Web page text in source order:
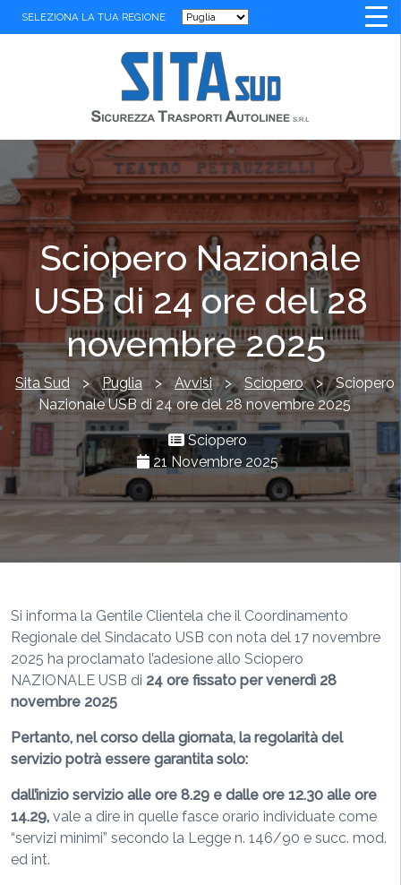
SELEZIONA LA TUA REGIONE
Sciopero Nazionale
USB di 24 ore del 28
novembre 2025
Sita Sud > Puglia > Avvisi > Sciopero > Sciopero
Nazionale USB di 24 ore del 28 novembre 2025
Sciopero
21 Novembre 2025
Si informa la Gentile Clientela che il Coordinamento
Regionale del Sindacato USB con nota del 17 novembre
2025 ha proclamato l’adesione allo Sciopero
NAZIONALE USB di 24 ore fissato pervenerdì 28
novembre 2025
Pertanto, nel corso della giornata, la regolarità del
servizio potrà essere garantita solo:
dall’inizio servizio alle ore 8.29 e dalle ore 12.30 alle ore
14.29, vale a dire in quelle fasce orario individuate come
“servizi minimi” secondo la Legge n. 146/90 e succ. mod.
ed int.